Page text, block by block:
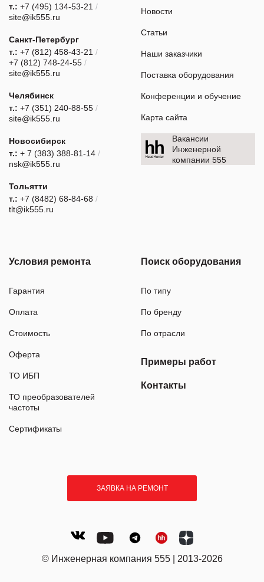
т.: +7 (495) 134-53-21 /
site@ik555.ru
Санкт-Петербург
т.: +7 (812) 458-43-21 /
+7 (812) 748-24-55 /
site@ik555.ru
Челябинск
т.: +7 (351) 240-88-55 /
site@ik555.ru
Новосибирск
т.: + 7 (383) 388-81-14 /
nsk@ik555.ru
Тольятти
т.: +7 (8482) 68-84-68 /
tlt@ik555.ru
Новости
Статьи
Наши заказчики
Поставка оборудования
Конференции и обучение
Карта сайта
Вакансии
Инженерной
компании 555
Условия ремонта
Гарантия
Оплата
Стоимость
Оферта
ТО ИБП
ТО преобразователей
частоты
Сертификаты
Поиск оборудования
По типу
По бренду
По отрасли
Примеры работ
Контакты
ЗАЯВКА НА РЕМОНТ
© Инженерная компания 555 | 2013-2026